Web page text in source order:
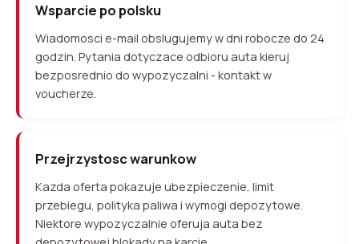
Wsparcie po polsku
Wiadomosci e-mail obslugujemy w dni robocze do 24
godzin. Pytania dotyczace odbioru auta kieruj
bezposrednio do wypozyczalni - kontakt w
voucherze.
Przejrzystosc warunkow
Kazda oferta pokazuje ubezpieczenie, limit
przebiegu, polityka paliwa i wymogi depozytowe.
Niektore wypozyczalnie oferuja auta bez